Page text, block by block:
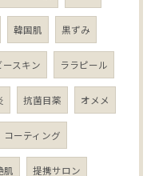
韓国肌 黒ずみ
ースキン ララピール
抗菌目薬 オメメ
コーティング
肌 提携サロン